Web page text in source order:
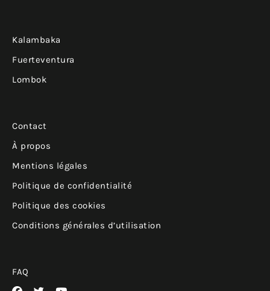
Kalambaka
Fuerteventura
Lombok
Contact
À propos
Mentions légales
Politique de confidentialité
Politique des cookies
Conditions générales d’utilisation
FAQ